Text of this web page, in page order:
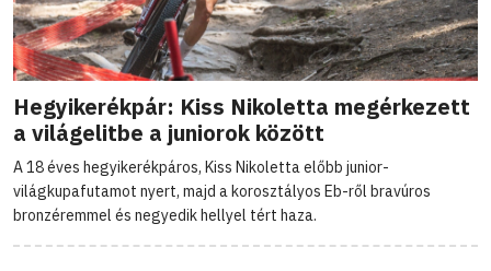
Hegyikerékpár: Kiss Nikoletta megérkezett
a világelitbe a juniorok között
A 18 éves hegyikerékpáros, Kiss Nikoletta előbb junior-
világkupafutamot nyert, majd a korosztályos Eb-ről bravúros
bronzéremmel és negyedik hellyel tért haza.